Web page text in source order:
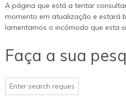
A página que está a tentar
momento em atualização e estará
lamentamos o incómodo que esta
Faça a sua